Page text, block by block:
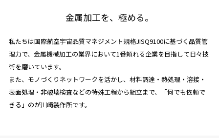
金属加工を、極める。
私たちは国際航空宇宙品質マネジメント規格JISQ9100に基づく品質管
理力で、金属機械加工の業界において1番頼れる企業を目指して日々技
術を磨いています。
また、モノづくりネットワークを活かし、材料調達・熱処理・溶接・
表面処理・非破壊検査などの特殊工程から組立まで、「何でも依頼で
きる」のが川崎製作所です。